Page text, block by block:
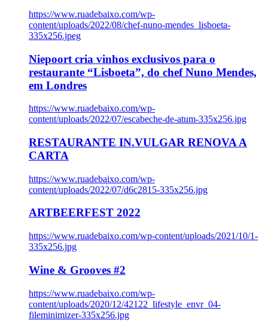
https://www.ruadebaixo.com/wp-
content/uploads/2022/08/chef-nuno-mendes_lisboeta-
335x256.jpeg
Niepoort cria vinhos exclusivos para o
restaurante “Lisboeta”, do chef Nuno Mendes,
em Londres
https://www.ruadebaixo.com/wp-
content/uploads/2022/07/escabeche-de-atum-335x256.jpg
RESTAURANTE IN.VULGAR RENOVA A
CARTA
https://www.ruadebaixo.com/wp-
content/uploads/2022/07/d6c2815-335x256.jpg
ARTBEERFEST 2022
https://www.ruadebaixo.com/wp-content/uploads/2021/10/1-
335x256.jpg
Wine & Grooves #2
https://www.ruadebaixo.com/wp-
content/uploads/2020/12/42122_lifestyle_envr_04-
fileminimizer-335x256.jpg